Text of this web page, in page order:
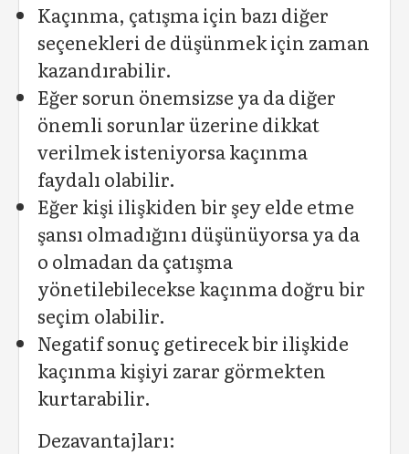
Kaçınma, çatışma için bazı diğer
seçenekle­ri de düşünmek için zaman
kazandırabilir.
Eğer sorun önemsizse ya da diğer
önemli sorunlar üzerine dikkat
verilmek isteniyorsa kaçınma
faydalı olabilir.
Eğer kişi ilişkiden bir şey elde etme
şansı olmadığını düşünüyorsa ya da
o olmadan da çatışma
yönetilebilecekse kaçınma doğru bir
seçim olabilir.
Negatif sonuç getirecek bir ilişkide
kaçınma kişiyi zarar görmekten
kurtarabilir.
Dezavantajları: